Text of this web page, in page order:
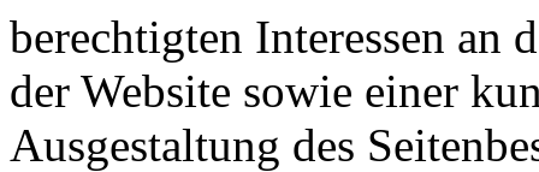
berechtigten Interessen an
der Website sowie einer
Ausgestaltung des